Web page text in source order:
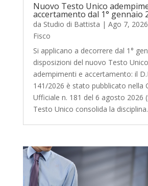
Nuovo Testo Unico
accertamento dal 1° gennaio
da Studio di Battista | Ago 7, 2026
Fisco
Si applicano a decorrere dal 1°
disposizioni del nuovo Testo
adempimenti e accertamento: il
141/2026 è stato pubblicato nella
Ufficiale n. 181 del 6 agosto 2026
Testo Unico consolida la